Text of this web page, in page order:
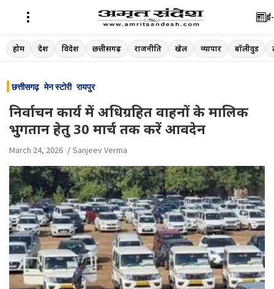
Skip
to
होम देश विदेश छत्तीसगढ़ राजनीति खेल व्यापार बॉलीवुड
छत्तीसगढ़ मेन स्टोरी रायपुर
निर्वाचन कार्य में अधिग्रहित वाहनों के मालिक
भुगतान हेतु 30 मार्च तक करें आवदेन
March 24, 2026 Sanjeev Verma